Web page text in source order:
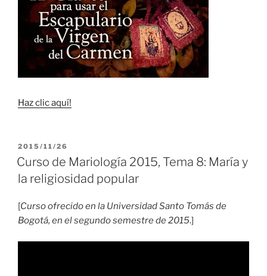
Haz clic aquí!
PUBLICADO
EL
2015/11/26
Curso de Mariología 2015, Tema 8: María y
la religiosidad popular
[Curso ofrecido en la Universidad Santo Tomás de
Bogotá, en el segundo semestre de 2015.]